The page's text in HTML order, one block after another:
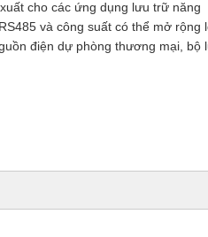
cho các ứng dụng lưu trữ năng
và công suất có thể mở rộng
điện dự phòng thương mại, bộ